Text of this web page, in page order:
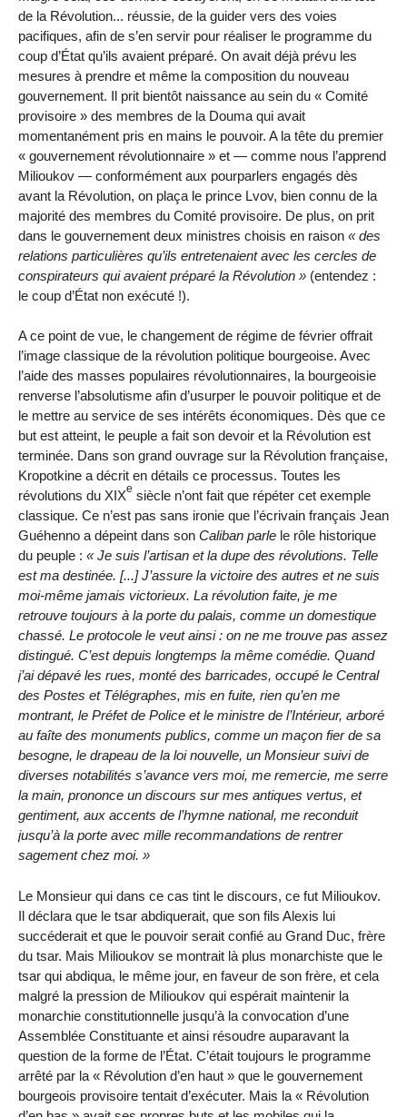
de la Révolution... réussie, de la guider vers des voies
pacifiques, afin de s’en servir pour réaliser le programme du
coup d’État qu’ils avaient préparé. On avait déjà prévu les
mesures à prendre et même la composition du nouveau
gouvernement. Il prit bientôt naissance au sein du « Comité
provisoire » des membres de la Douma qui avait
momentanément pris en mains le pouvoir. A la tête du premier
« gouvernement révolutionnaire » et — comme nous l’apprend
Milioukov — conformément aux pourparlers engagés dès
avant la Révolution, on plaça le prince Lvov, bien connu de la
majorité des membres du Comité provisoire. De plus, on prit
dans le gouvernement deux ministres choisis en raison
des
relations particulières qu’ils entretenaient avec les cercles de
conspirateurs qui avaient préparé la Révolution
(entendez :
le coup d’État non exécuté !).
A ce point de vue, le changement de régime de février offrait
l’image classique de la révolution politique bourgeoise. Avec
l’aide des masses populaires révolutionnaires, la bourgeoisie
renverse l’absolutisme afin d’usurper le pouvoir politique et de
le mettre au service de ses intérêts économiques. Dès que ce
but est atteint, le peuple a fait son devoir et la Révolution est
terminée. Dans son grand ouvrage sur la Révolution française,
Kropotkine a décrit en détails ce processus. Toutes les
révolutions du XIXe siècle n’ont fait que répéter cet exemple
classique. Ce n’est pas sans ironie que l’écrivain français Jean
Guéhenno a dépeint dans son Caliban parle le rôle historique
du peuple :
Je suis l’artisan et la dupe des révolutions. Telle
est ma destinée. [...] J’assure la victoire des autres et ne suis
moi-même jamais victorieux. La révolution faite, je me
retrouve toujours à la porte du palais, comme un domestique
chassé. Le protocole le veut ainsi : on ne me trouve pas assez
distingué. C’est depuis longtemps la même comédie. Quand
j’ai dépavé les rues, monté des barricades, occupé le Central
des Postes et Télégraphes, mis en fuite, rien qu’en me
montrant, le Préfet de Police et le ministre de l’Intérieur, arboré
au faîte des monuments publics, comme un maçon fier de sa
besogne, le drapeau de la loi nouvelle, un Monsieur suivi de
diverses notabilités s’avance vers moi, me remercie, me serre
la main, prononce un discours sur mes antiques vertus, et
gentiment, aux accents de l’hymne national, me reconduit
jusqu’à la porte avec mille recommandations de rentrer
sagement chez moi.
Le Monsieur qui dans ce cas tint le discours, ce fut Milioukov.
Il déclara que le tsar abdiquerait, que son fils Alexis lui
succéderait et que le pouvoir serait confié au Grand Duc, frère
du tsar. Mais Milioukov se montrait là plus monarchiste que le
tsar qui abdiqua, le même jour, en faveur de son frère, et cela
malgré la pression de Milioukov qui espérait maintenir la
monarchie constitutionnelle jusqu’à la convocation d’une
Assemblée Constituante et ainsi résoudre auparavant la
question de la forme de l’État. C’était toujours le programme
arrêté par la « Révolution d’en haut » que le gouvernement
bourgeois provisoire tentait d’exécuter. Mais la « Révolution